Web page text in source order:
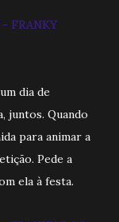
FRANKY
dia de
juntos. Quando
para animar a
Pede a
ela à festa.